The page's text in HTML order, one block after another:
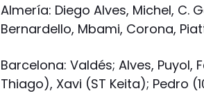
Almería: Diego Alves, Michel, C.
Bernardello, Mbami, Corona,
Barcelona: Valdés; Alves, Puyol,
Thiago), Xavi (ST Keita); Pedro